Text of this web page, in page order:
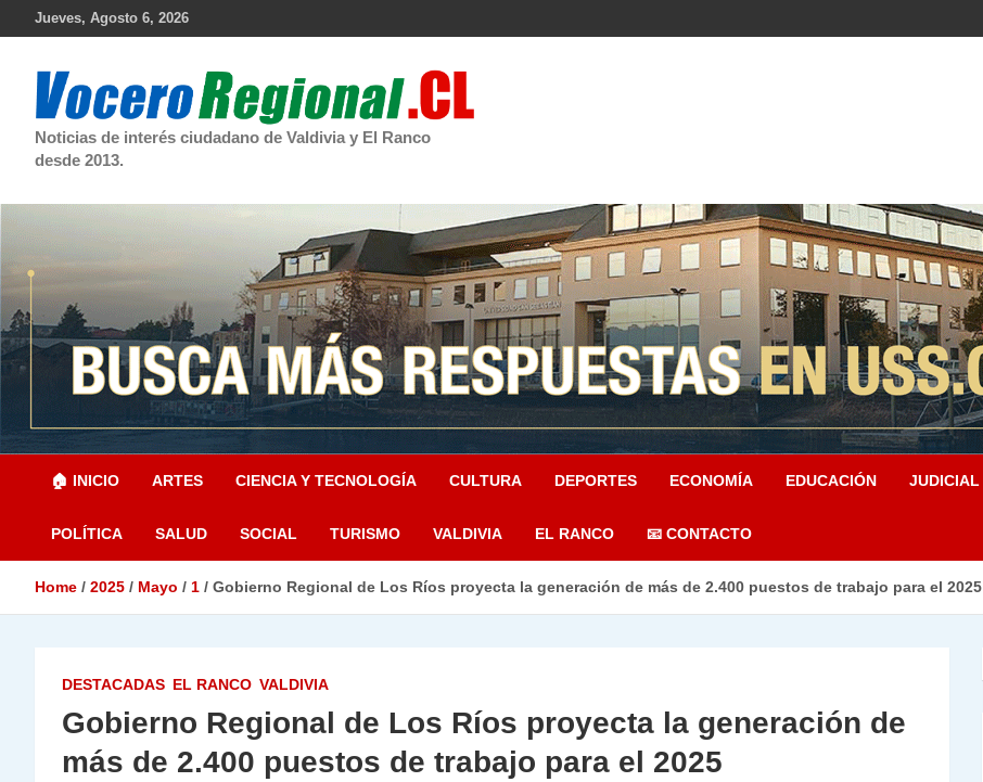
Jueves, Agosto 6, 2026
Noticias de interés ciudadano de Valdivia y El Ranco
desde 2013.
🏠 INICIO ARTES CIENCIA Y TECNOLOGÍA CULTURA DEPORTES ECONOMÍA EDUCACIÓN JUDICIAL
POLÍTICA SALUD SOCIAL TURISMO VALDIVIA EL RANCO 📧 CONTACTO
Home 2025 Mayo 1 Gobierno Regional de Los Ríos proyecta la generación de más de 2.400 puestos de trabajo para el 2025
DESTACADAS EL RANCO VALDIVIA
Gobierno Regional de Los Ríos proyecta la generación de
más de 2.400 puestos de trabajo para el 2025